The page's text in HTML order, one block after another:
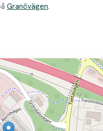
Granövägen.